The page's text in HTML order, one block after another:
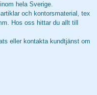
hela Sverige.
och kontorsmaterial, tex
Hos oss hittar du allt till
eller kontakta kundtjänst om